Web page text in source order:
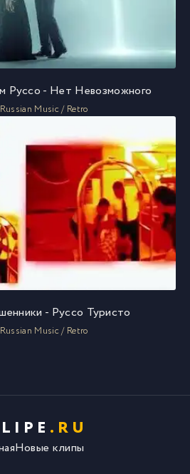
Руссо - Нет Невозможного
Music / Retro
- Руссо Туристо
Music / Retro
.RU
Новые клипы